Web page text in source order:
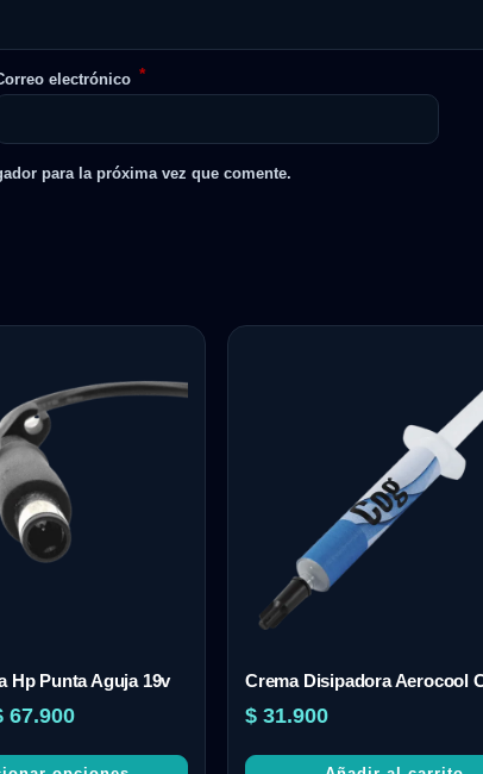
electrónico *
para la próxima vez que comente.
Hp Punta Aguja 19v
67.900
Crema Disipadora Aerocool
$ 31.900